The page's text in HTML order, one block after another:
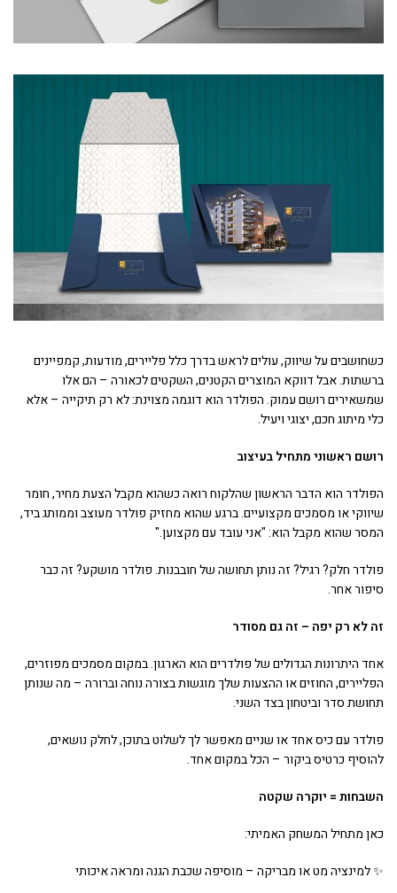
כשחושבים על שיווק, עולים לראש בדרך כלל פליירים, מודעות, קמפיינים
ברשתות. אבל דווקא המוצרים הקטנים, השקטים לכאורה – הם אלו
שמשאירים רושם עמוק. הפולדר הוא דוגמה מצוינת: לא רק תיקייה – אלא
כלי מיתוג חכם, יצוגי ויעיל.
רושם ראשוני מתחיל בעיצוב
הפולדר הוא הדבר הראשון שהלקוח רואה כשהוא מקבל הצעת מחיר, חומר
שיווקי או מסמכים מקצועיים. ברגע שהוא מחזיק פולדר מעוצב וממותג ביד,
המסר שהוא מקבל הוא: "אני עובד עם מקצוען."
פולדר חלק? רגיל? זה נותן תחושה של חובבנות. פולדר מושקע? זה כבר
סיפור אחר.
זה לא רק יפה – זה גם מסודר
אחד היתרונות הגדולים של פולדרים הוא הארגון. במקום מסמכים מפוזרים,
הפליירים, החוזים או ההצעות שלך מוגשות בצורה נוחה וברורה – מה שנותן
תחושת סדר וביטחון בצד השני.
פולדר עם כיס אחד או שניים מאפשר לך לשלוט בתוכן, לחלק נושאים,
להוסיף כרטיס ביקור – הכל במקום אחד.
השבחות = יוקרה שקטה
כאן מתחיל המשחק האמיתי:
✨ למינציה מט או מבריקה – מוסיפה שכבת הגנה ומראה איכותי